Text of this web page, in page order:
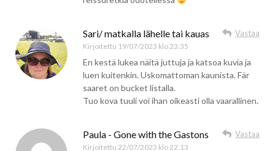
Sari/ matkalla lähelle tai kauas
Kirjoitettu 19/07/2023 klo 23:35
Vastaa
En kestä lukea näitä juttuja ja katsoa kuvia ja
luen kuitenkin. Uskomattoman kaunista. Fär
saaret on bucket listalla.
Tuo kova tuuli voi ihan oikeasti olla vaarallinen.
Paula - Gone with the Gastons
Kirjoitettu 22/07/2023 klo 22:13
Vastaa